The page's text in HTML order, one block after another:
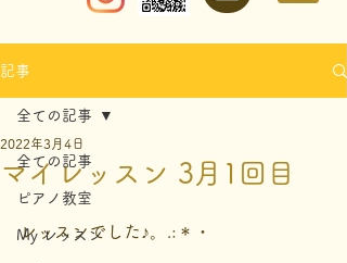
記事
全ての記事
ピアノ教室
My レッスン
全ての記事
マイレッスン 3月1回目
2022年3月4日
レッスンでした♪。.:＊・